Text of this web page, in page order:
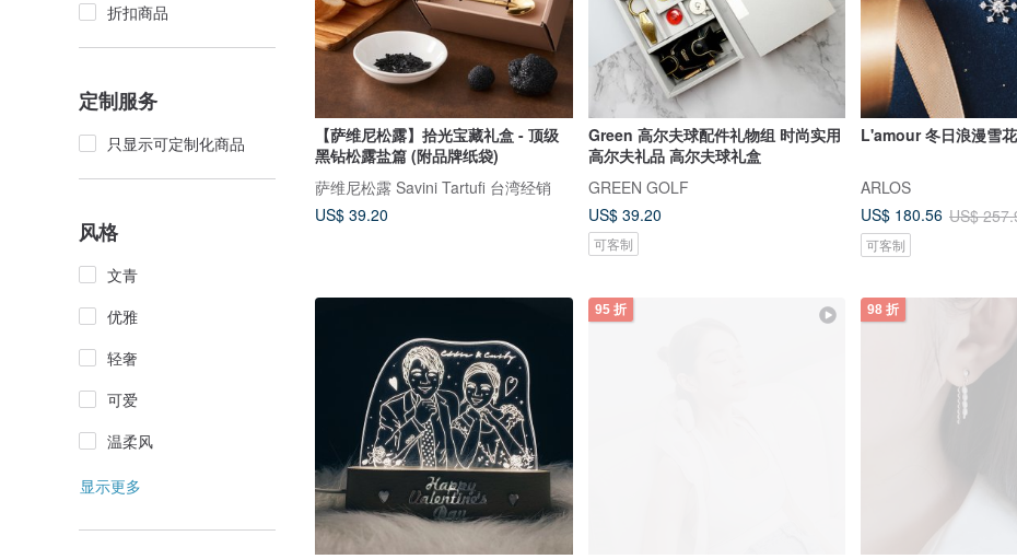
折扣商品
定制服务
只显示可定制化商品
风格
文青
优雅
轻奢
可爱
温柔风
显示更多
【萨维尼松露】拾光宝藏礼盒 - 顶级
黑钻松露盐篇 (附品牌纸袋)
萨维尼松露 Savini Tartufi 台湾经销
US$ 39.20
Green 高尔夫球配件礼物组 时尚实用
高尔夫礼品 高尔夫球礼盒
GREEN GOLF
US$ 39.20
可客制
L'amour 冬日浪漫雪
ARLOS
US$ 180.56 US$
可客制
95 折 98 折